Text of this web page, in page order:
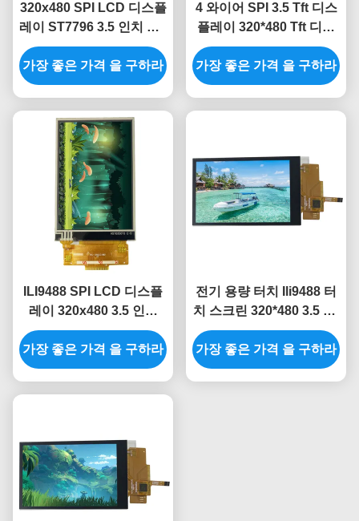
320x480 SPI LCD 디스플
레이 ST7796 3.5 인치 Spi
Tft Lcd TFT LCD 디스플
레이 화면
가장 좋은 가격 을 구하라
4 와이어 SPI 3.5 Tft 디스
플레이 320*480 Tft 디스
플레이 Spi IL9488 Lcd
3.5 인치
가장 좋은 가격 을 구하라
ILI9488 SPI LCD 디스플
레이 320x480 3.5 인치
Tft LCD 디스플레이 Tft는
3.5 인치를 드러냅니다
가장 좋은 가격 을 구하라
전기 용량 터치 Ili9488 터
치 스크린 320*480 3.5 Tft
LCD 디스플레이 SPI
가장 좋은 가격 을 구하라